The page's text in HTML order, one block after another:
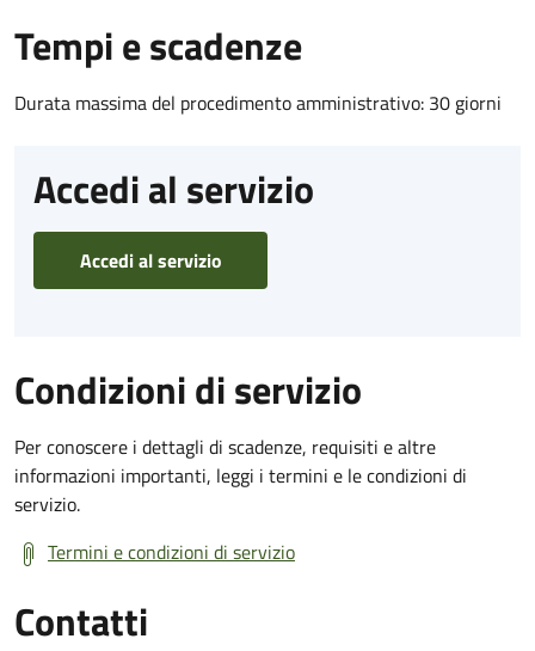
Tempi e scadenze
Durata massima del procedimento amministrativo: 30 giorni
Accedi al servizio
Accedi al servizio
Condizioni di servizio
Per conoscere i dettagli di scadenze, requisiti e altre
informazioni importanti, leggi i termini e le condizioni di
servizio.
Termini e condizioni di servizio
Contatti